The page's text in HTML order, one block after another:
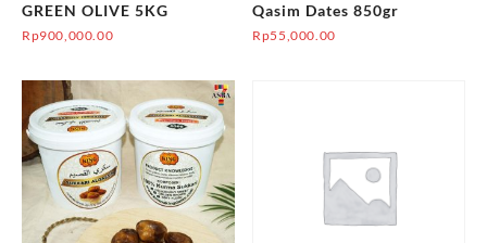
GREEN OLIVE 5KG
Rp900,000.00
Qasim Dates 850gr
Rp55,000.00